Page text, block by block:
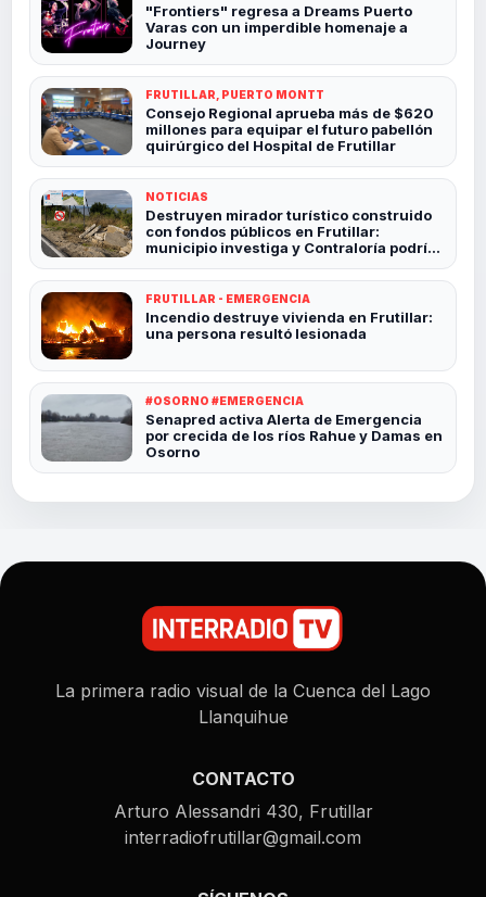
"Frontiers" regresa a Dreams Puerto
Varas con un imperdible homenaje a
Journey
FRUTILLAR, PUERTO MONTT
Consejo Regional aprueba más de $620
millones para equipar el futuro pabellón
quirúrgico del Hospital de Frutillar
NOTICIAS
Destruyen mirador turístico construido
con fondos públicos en Frutillar:
municipio investiga y Contraloría podría
FRUTILLAR - EMERGENCIA
Incendio destruye vivienda en Frutillar:
una persona resultó lesionada
#OSORNO #EMERGENCIA
Senapred activa Alerta de Emergencia
por crecida de los ríos Rahue y Damas en
Osorno
La primera radio visual de la Cuenca del Lago
Llanquihue
CONTACTO
Arturo Alessandri 430, Frutillar
interradiofrutillar@gmail.com